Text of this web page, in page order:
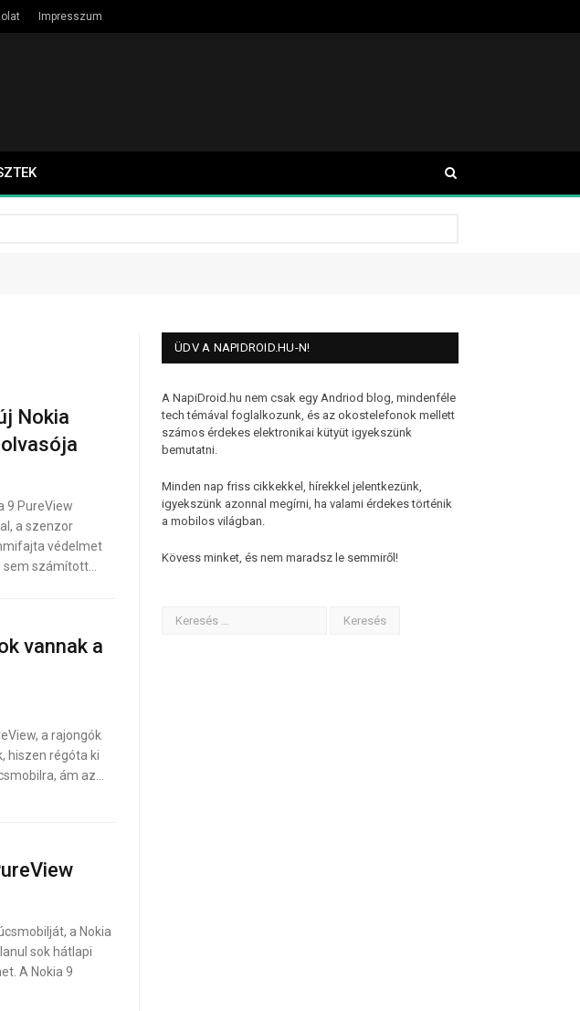
Impresszum
Nokia
9 PureView
a szenzor
védelmet
számított…
vannak a
a rajongók
hiszen régóta ki
ám az…
a Nokia
sok hátlapi
A Nokia 9
ÜDV A NAPIDROID.HU-N!
A NapiDroid.hu nem csak egy Andriod blog, mindenféle
tech témával foglalkozunk, és az okostelefonok mellett
számos érdekes elektronikai kütyüt igyekszünk
bemutatni.
Minden nap friss cikkekkel, hírekkel jelentkezünk,
igyekszünk azonnal megírni, ha valami érdekes történik
a mobilos világban.
Kövess minket, és nem maradsz le semmiről!